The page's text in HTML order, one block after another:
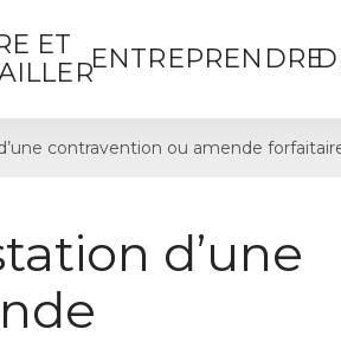
ET
ENTREPRENDRE
contravention ou amende
d’une